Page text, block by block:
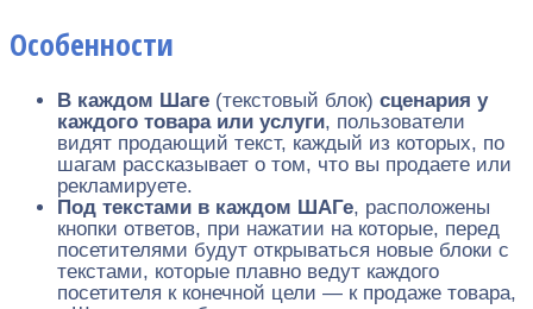
Особенности
В каждом Шаге (текстовый блок) сценария у
каждого товара или услуги, пользователи
видят продающий текст, каждый из которых, по
шагам рассказывает о том, что вы продаете или
рекламируете.
Под текстами в каждом ШАГе, расположены
кнопки ответов, при нажатии на которые, перед
посетителями будут открываться новые блоки с
текстами, которые плавно ведут каждого
посетителя к конечной цели — к продаже товара,